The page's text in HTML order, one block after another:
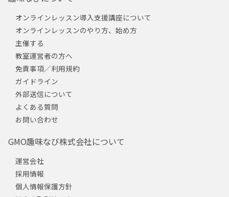
オンラインレッスン導入支援講座について
オンラインレッスンのやり方、始め方
主催する
教室運営者の方へ
免責事項／利用規約
ガイドライン
外部送信について
よくある質問
お問い合わせ
GMO趣味なび株式会社について
運営会社
採用情報
個人情報保護方針